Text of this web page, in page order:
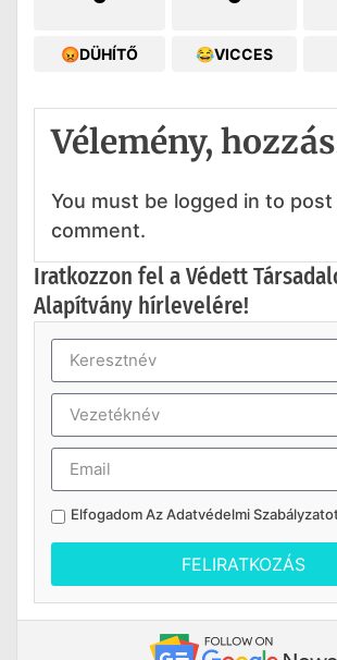
😡DÜHÍTŐ 😂VICCES
Vélemény,
You must be logged in to post
comment.
Iratkozzon fel a Védett
Alapítvány hírlevelére!
Elfogadom AzAdatvédelmi
FELIRATKOZÁS